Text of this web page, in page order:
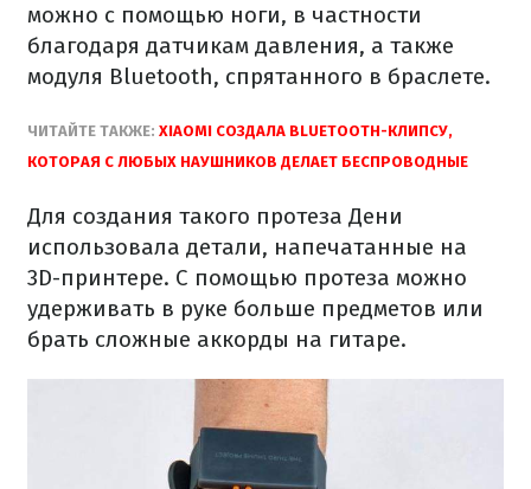
можно с помощью ноги, в частности
благодаря датчикам давления, а также
модуля Bluetooth, спрятанного в браслете.
ЧИТАЙТЕ ТАКЖЕ: XIAOMI СОЗДАЛА BLUETOOTH-КЛИПСУ,
КОТОРАЯ С ЛЮБЫХ НАУШНИКОВ ДЕЛАЕТ БЕСПРОВОДНЫЕ
Для создания такого протеза Дени
использовала детали, напечатанные на
3D-принтере. С помощью протеза можно
удерживать в руке больше предметов или
брать сложные аккорды на гитаре.